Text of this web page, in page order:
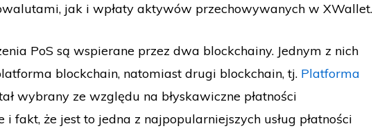
jak i wpłaty aktywów przechowywanych w XWallet.
PoS są wspierane przez dwa blockchainy. Jednym z nich
blockchain, natomiast drugi blockchain, tj. Platforma
wybrany ze względu na błyskawiczne płatności
fakt, że jest to jedna z najpopularniejszych usług płatności